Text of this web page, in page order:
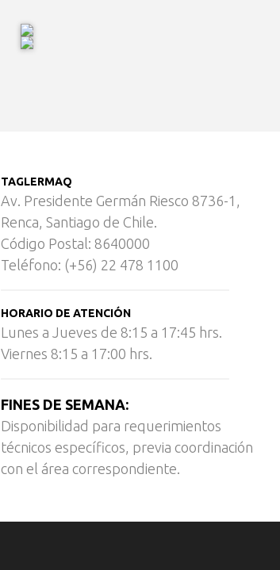
TAGLERMAQ
Av. Presidente Germán Riesco 8736-1,
Renca, Santiago de Chile.
Código Postal: 8640000
Teléfono: (+56) 22 478 1100
HORARIO DE ATENCIÓN
Lunes a Jueves de 8:15 a 17:45 hrs.
Viernes 8:15 a 17:00 hrs.
FINES DE SEMANA:
Disponibilidad para requerimientos
técnicos específicos, previa coordinación
con el área correspondiente.